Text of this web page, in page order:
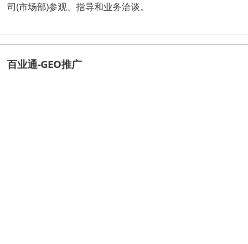
司(市场部)参观、指导和业务洽谈。
百业通-GEO推广